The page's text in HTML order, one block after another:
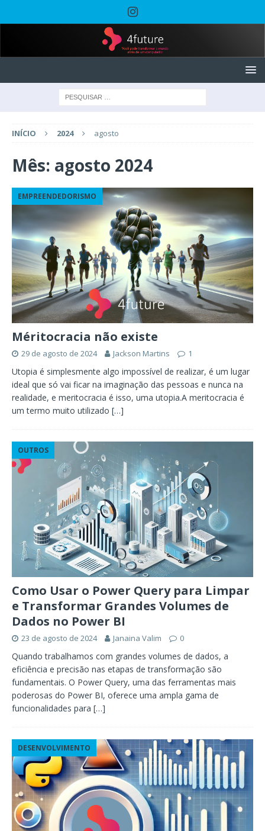
INÍCIO 2024 agosto
Mês: agosto 2024
EMPREENDEDORISMO
Méritocracia não existe
29 de agosto de 2024 Jackson Martins 1
Utopia é simplesmente algo impossível de realizar, é um lugar
ideal que só vai ficar na imaginação das pessoas e nunca na
realidade, e meritocracia é isso, uma utopia.A meritocracia é
um termo muito utilizado […]
OUTROS
Como Usar o Power Query para Limpar
e Transformar Grandes Volumes de
Dados no Power BI
23 de agosto de 2024 Janaina Valim 0
Quando trabalhamos com grandes volumes de dados, a
eficiência e precisão nas etapas de transformação são
fundamentais. O Power Query, uma das ferramentas mais
poderosas do Power BI, oferece uma ampla gama de
funcionalidades para […]
DESENVOLVIMENTO